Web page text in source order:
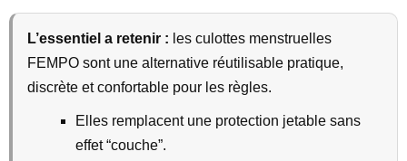
L’essentiel a retenir : les culottes menstruelles
FEMPO sont une alternative réutilisable pratique,
discrète et confortable pour les règles.
Elles remplacent une protection jetable sans
effet “couche”.